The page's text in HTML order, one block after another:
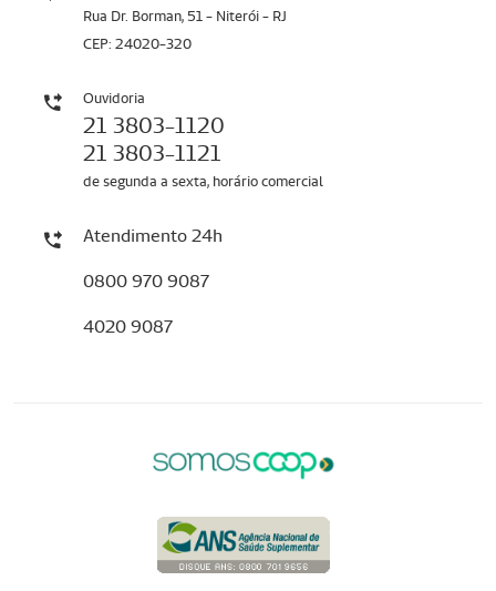
Rua Dr. Borman, 51 - Niterói - RJ
CEP: 24020-320
Ouvidoria
21 3803-1120
21 3803-1121
de segunda a sexta, horário comercial
Atendimento 24h
0800 970 9087
4020 9087